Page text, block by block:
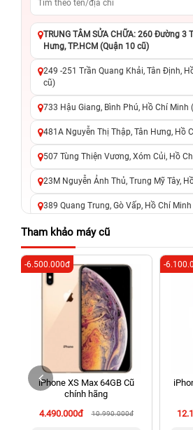
TRUNG TÂM SỬA CHỮA: 260 Đường 3
Hưng, TP.HCM (Quận 10 cũ)
249 -251 Trần Quang Khải, Tân Định,
cũ)
733 Hậu Giang, Bình Phú, Hồ Chí Minh
481A Nguyễn Thị Thập, Tân Hưng, Hồ
507 Tùng Thiện Vương, Xóm Củi, Hồ
23M Nguyễn Ảnh Thủ, Trung Mỹ Tây,
389 Quang Trung, Gò Vấp, Hồ Chí
625 - 625A Âu Cơ, Tân Phú, Hồ Chí
326 Lê Văn Việt, Tăng Nhơn Phú, Hồ
Đức cũ)
256 Võ Văn Ngân, Thủ Đức, Hồ Chí
Đức Cũ)
70 Nguyễn An Ninh, Dĩ An, Hồ Chí Minh
24h Vũng Tàu: 162A Ba Cu, Vũng Tàu,
Tàu cũ)
198 Hoàng Văn Thụ, Tân Sơn Nhất, Hồ
Tham khảo máy cũ
iPhone XS Max 64GB Cũ
chính hãng
4.490.000đ
10.990.000đ
-6.500.000đ -